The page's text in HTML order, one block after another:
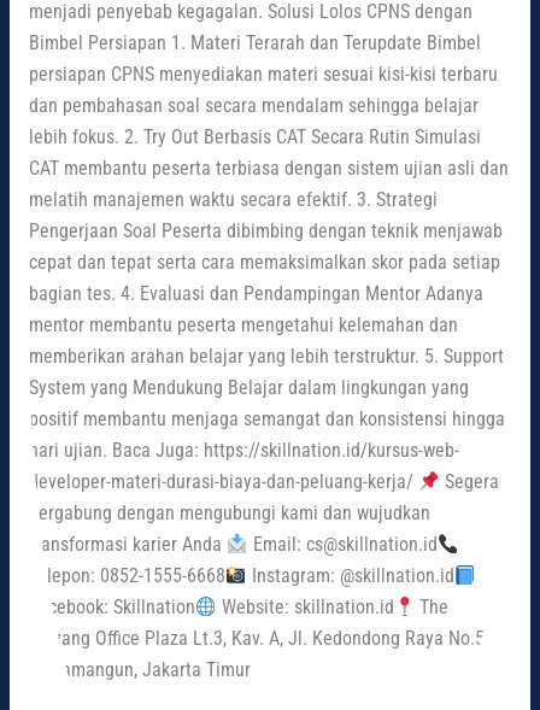
menjadi penyebab kegagalan. Solusi Lolos CPNS dengan
Bimbel Persiapan 1. Materi Terarah dan Terupdate Bimbel
persiapan CPNS menyediakan materi sesuai kisi-kisi terbaru
dan pembahasan soal secara mendalam sehingga belajar
lebih fokus. 2. Try Out Berbasis CAT Secara Rutin Simulasi
CAT membantu peserta terbiasa dengan sistem ujian asli dan
melatih manajemen waktu secara efektif. 3. Strategi
Pengerjaan Soal Peserta dibimbing dengan teknik menjawab
cepat dan tepat serta cara memaksimalkan skor pada setiap
bagian tes. 4. Evaluasi dan Pendampingan Mentor Adanya
mentor membantu peserta mengetahui kelemahan dan
memberikan arahan belajar yang lebih terstruktur. 5. Support
System yang Mendukung Belajar dalam lingkungan yang
positif membantu menjaga semangat dan konsistensi hingga
hari ujian. Baca Juga: https://skillnation.id/kursus-web-
developer-materi-durasi-biaya-dan-peluang-kerja/
Segera
bergabung dengan mengubungi kami dan wujudkan
transformasi karier Anda
Email: cs@skillnation.id
Telepon: 0852-1555-6668
Instagram: @skillnation.id
Facebook: Skillnation
Website: skillnation.id
The
Wayang Office Plaza Lt.3, Kav. A, Jl. Kedondong Raya No.5A,
Rawamangun, Jakarta Timur